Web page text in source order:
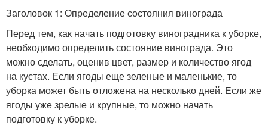
Заголовок 1: Определение состояния винограда
Перед тем, как начать подготовку виноградника к уборке,
необходимо определить состояние винограда. Это
можно сделать, оценив цвет, размер и количество ягод
на кустах. Если ягоды еще зеленые и маленькие, то
уборка может быть отложена на несколько дней. Если же
ягоды уже зрелые и крупные, то можно начать
подготовку к уборке.